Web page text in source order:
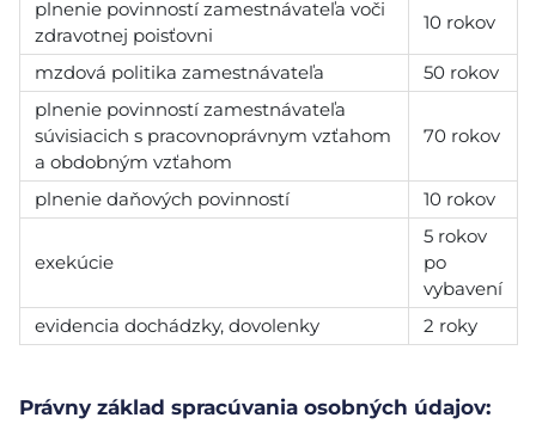
plnenie povinností zamestnávateľa voči
zdravotnej poisťovni
10 rokov
mzdová politika zamestnávateľa
50 rokov
plnenie povinností zamestnávateľa
súvisiacich s pracovnoprávnym vzťahom
a obdobným vzťahom
70 rokov
plnenie daňových povinností 10 rokov
exekúcie
5 rokov
po
vybavení
evidencia dochádzky, dovolenky
2 roky
Právny základ spracúvania osobných údajov: